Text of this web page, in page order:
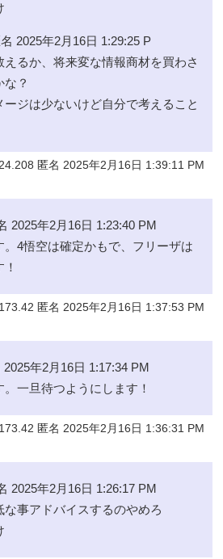
2025年2月16日 1:29:25 P
るか、将来変な情報商材を買わさ
？
ジは少ないけど自分で考えること
匿名 2025年2月16日 1:39:11 PM
2025年2月16日 1:23:40 PM
4悟空は確定かもで、フリーザは
匿名 2025年2月16日 1:37:53 PM
年2月16日 1:17:34 PM
一旦待つようにします！
匿名 2025年2月16日 1:36:31 PM
2025年2月16日 1:26:17 PM
事アドバイスするのやめろ